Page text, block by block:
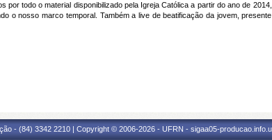
todo o material disponibilizado pela Igreja Católica a partir do ano de
o nosso marco temporal. Também a live de beatificação da jovem,
- (84) 3342 2210 | Copyright © 2006-2026 - UFRN - sigaa05-